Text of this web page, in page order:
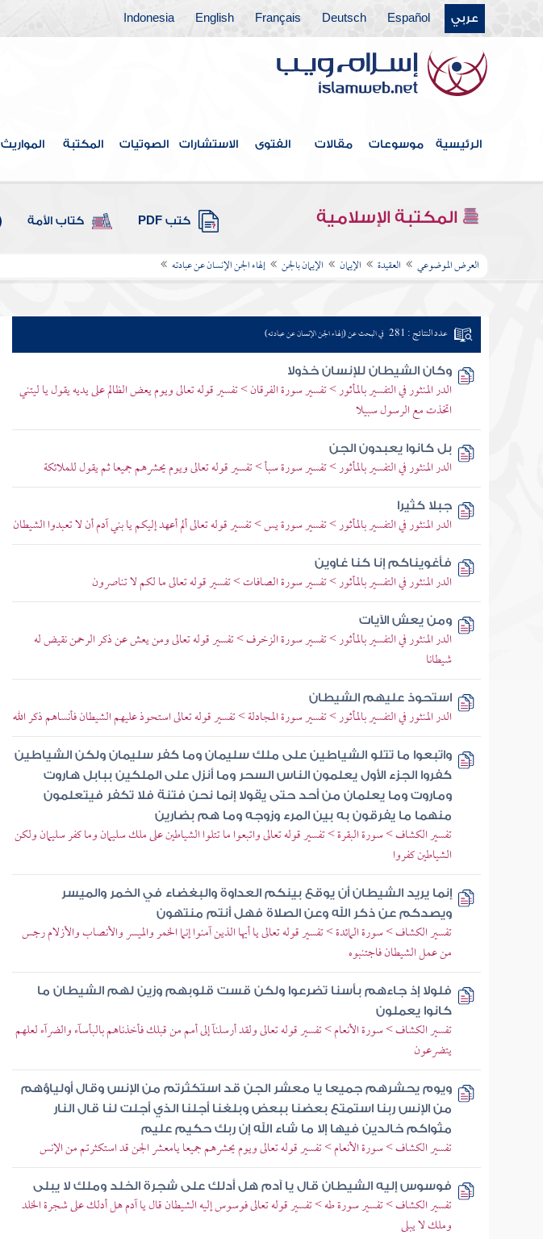
عربي Español
Deutsch
Français
English
Indonesia
الرئيسية موسوعات مقالات الفتوى الاستشارات الصوتيات المكتبة المواريث
المكتبة الإسلامية كتب PDF كتاب الأمة
العرض الموضوعي العقيدة الإيمان الإيمان بالجن إلهاء الجن الإنسان عن عبادته
عدد النتائج : 281 في البحث عن (إلهاء الجن الإنسان عن عبادته)
وكان الشيطان للإنسان خذولا
الدر المنثور في التفسير بالمأثور > تفسير سورة الفرقان > تفسير قوله تعالى ويوم يعض الظالم على يديه يقول يا ليتني
اتخذت مع الرسول سبيلا
بل كانوا يعبدون الجن
الدر المنثور في التفسير بالمأثور > تفسير سورة سبأ > تفسير قوله تعالى ويوم يحشرهم جميعا ثم يقول للملائكة
جبلا كثيرا
الدر المنثور في التفسير بالمأثور > تفسير سورة يس > تفسير قوله تعالى ألم أعهد إليكم يا بني آدم أن لا تعبدوا الشيطان
فأغويناكم إنا كنا غاوين
الدر المنثور في التفسير بالمأثور > تفسير سورة الصافات > تفسير قوله تعالى ما لكم لا تناصرون
ومن يعش الآيات
الدر المنثور في التفسير بالمأثور > تفسير سورة الزخرف > تفسير قوله تعالى ومن يعش عن ذكر الرحمن نقيض له
شيطانا
استحوذ عليهم الشيطان
الدر المنثور في التفسير بالمأثور > تفسير سورة المجادلة > تفسير قوله تعالى استحوذ عليهم الشيطان فأنساهم ذكر الله
واتبعوا ما تتلو الشياطين على ملك سليمان وما كفر سليمان ولكن الشياطين
كفروا الجزء الأول يعلمون الناس السحر وما أنزل على الملكين ببابل هاروت
وماروت وما يعلمان من أحد حتى يقولا إنما نحن فتنة فلا تكفر فيتعلمون
منهما ما يفرقون به بين المرء وزوجه وما هم بضارين
تفسير الكشاف > سورة البقرة > تفسير قوله تعالى واتبعوا ما تتلوا الشياطين على ملك سليمان وما كفر سليمان ولكن
الشياطين كفروا
إنما يريد الشيطان أن يوقع بينكم العداوة والبغضاء في الخمر والميسر
ويصدكم عن ذكر الله وعن الصلاة فهل أنتم منتهون
تفسير الكشاف > سورة المائدة > تفسير قوله تعالى يا أيها الذين آمنوا إنما الخمر والميسر والأنصاب والأزلام رجس
من عمل الشيطان فاجتنبوه
فلولا إذ جاءهم بأسنا تضرعوا ولكن قست قلوبهم وزين لهم الشيطان ما
كانوا يعملون
تفسير الكشاف > سورة الأنعام > تفسير قوله تعالى ولقد أرسلنآ إلى أمم من قبلك فأخذناهم بالبأسآء والضرآء لعلهم
يتضرعون
ويوم يحشرهم جميعا يا معشر الجن قد استكثرتم من الإنس وقال أولياؤهم
من الإنس ربنا استمتع بعضنا ببعض وبلغنا أجلنا الذي أجلت لنا قال النار
مثواكم خالدين فيها إلا ما شاء الله إن ربك حكيم عليم
تفسير الكشاف > سورة الأنعام > تفسير قوله تعالى ويوم يحشرهم جميعا يامعشر الجن قد استكثرتم من الإنس
فوسوس إليه الشيطان قال يا آدم هل أدلك على شجرة الخلد وملك لا يبلى
تفسير الكشاف > تفسير سورة طه > تفسير قوله تعالى فوسوس إليه الشيطان قال يا آدم هل أدلك على شجرة الخلد
وملك لا يبلى